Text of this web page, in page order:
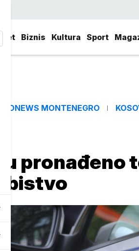
Biznis Kultura Sport
MONTENEGRO
pronađeno